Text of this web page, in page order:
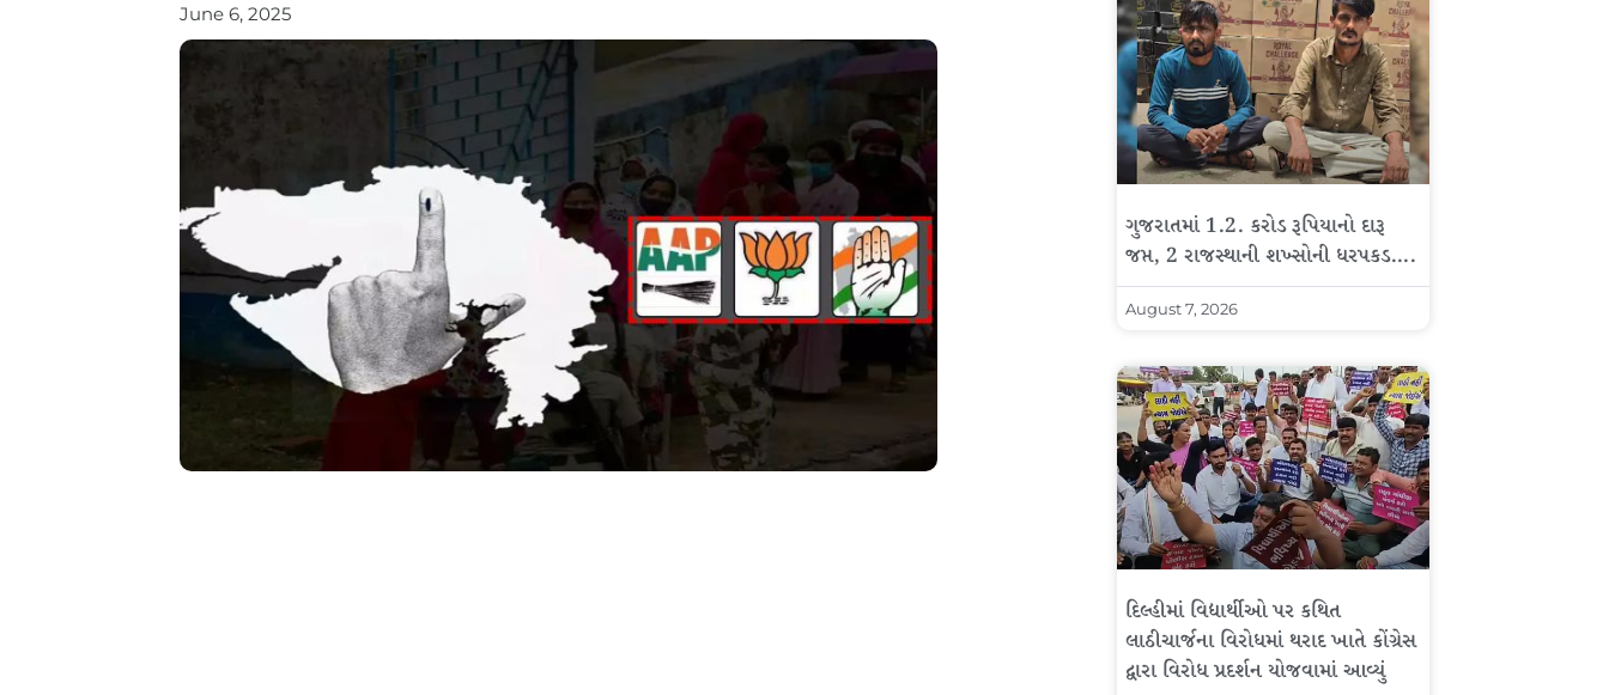
June 6, 2025
ગુજરાતમાં 1.2. કરોડ રૂપિયાનો દારૂ
જપ્ત, 2 રાજસ્થાની શખ્સોની ધરપકડ….
August 7, 2026
દિલ્હીમાં વિદ્યાર્થીઓ પર કથિત
લાઠીચાર્જના વિરોધમાં થરાદ ખાતે કોંગ્રેસ
દ્વારા વિરોધ પ્રદર્શન યોજવામાં આવ્યું